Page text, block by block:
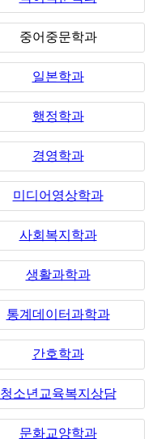
중어중문학과
일본학과
행정학과
경영학과
미디어영상학과
사회복지학과
생활과학과
통계데이터과학과
간호학과
청소년교육복지상담
문화교양학과